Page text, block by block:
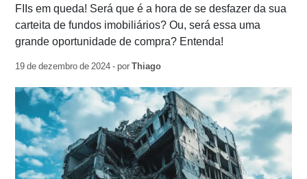
FIIs em queda! Será que é a hora de se desfazer da sua
carteita de fundos imobiliários? Ou, será essa uma
grande oportunidade de compra? Entenda!
19 de dezembro de 2024 - porThiago